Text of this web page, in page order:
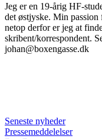
Jeg er en 19-årig HF-
det østjyske. Min
netop derfor er jeg at
skribent/korrespondent.
johan@boxengasse.dk
Seneste nyheder
Pressemeddelelser